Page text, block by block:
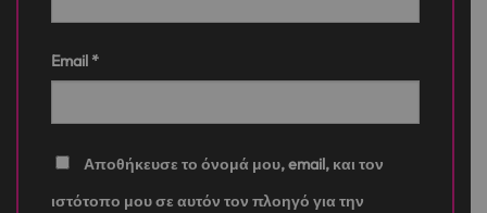
Email *
Αποθήκευσε το όνομά μου, email, και τον
ιστότοπο μου σε αυτόν τον πλοηγό για την